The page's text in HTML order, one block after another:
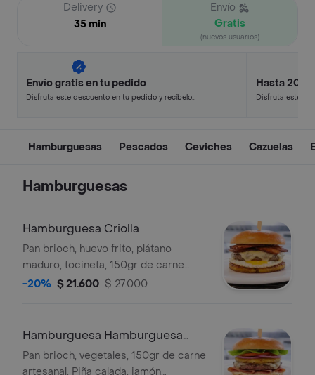
Delivery
35 min
Envío
Gratis
(nuevos usuarios)
Envío gratis en tu pedido
Disfruta este descuento en tu pedido y recíbelo
Hasta 20%
Disfruta este
Hamburguesas Pescados Ceviches Cazuelas
Hamburguesas
Hamburguesa Criolla
Pan brioch, huevo frito, plátano
maduro, tocineta, 150gr de carne
artesanal y queso doble crema
-20% $ 21.600 $ 27.000
Hamburguesa Hamburguesa
Hawaiana
Pan brioch, vegetales, 150gr de carne
artesanal, Piña calada, jamón